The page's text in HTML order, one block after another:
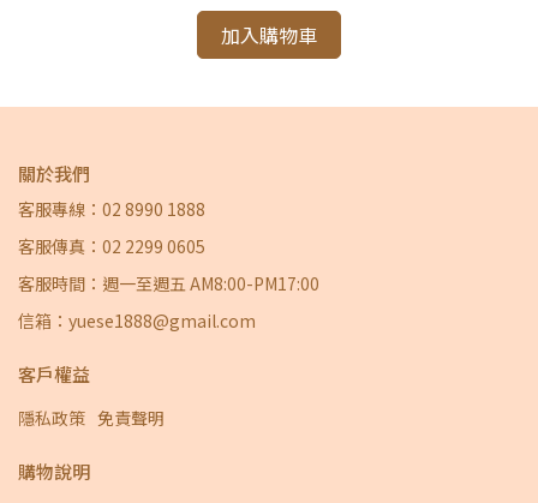
加入購物車
關於我們
客服專線：02 8990 1888
客服傳真：02 2299 0605
客服時間：週一至週五 AM8:00-PM17:00
信箱：yuese1888@gmail.com
客戶權益
隱私政策 免責聲明
購物說明